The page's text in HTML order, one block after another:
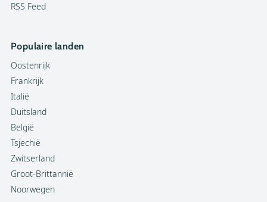
RSS Feed
Populaire landen
Oostenrijk
Frankrijk
Italië
Duitsland
België
Tsjechië
Zwitserland
Groot-Brittannië
Noorwegen